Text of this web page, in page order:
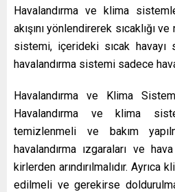
Havalandırma ve klima
akışını yönlendirerek sıcaklığı
sistemi, içerideki sıcak havayı
havalandırma sistemi sadece
Havalandırma ve Klima
Havalandırma ve klima
temizlenmeli ve bakım
havalandırma ızgaraları ve
kirlerden arındırılmalıdır.
edilmeli ve gerekirse